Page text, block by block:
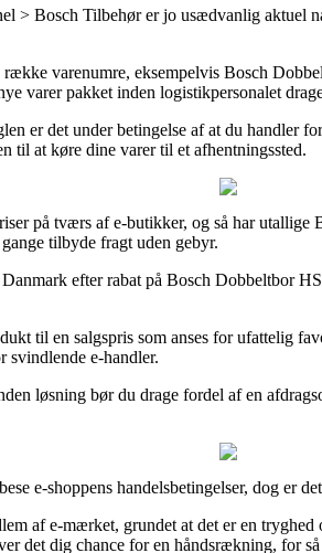
Bosch Tilbehør er jo usædvanlig aktuel
varenumre, eksempelvis Bosch
varer pakket inden logistikpersonalet
er det under betingelse af at du handler
til at køre dine varer til et afhentningssted.
på tværs af e-butikker, og så har
tilbyde fragt uden gebyr.
efter rabat på Bosch Dobbeltbor
til en salgspris som anses for ufattelig
svindlende e-handler.
løsning bør du drage fordel af en
e-shoppens handelsbetingelser, dog er
af e-mærket, grundet at det er en
det dig chance for en håndsrækning, for